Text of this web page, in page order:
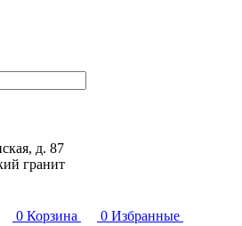
д. 87
гранит
0 Корзина 0 Избранные